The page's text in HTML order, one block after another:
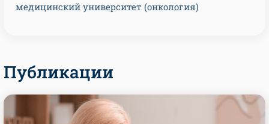
медицинский университет (онкология)
Публикации